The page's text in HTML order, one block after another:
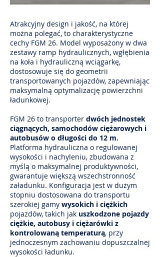
Atrakcyjny design i jakość, na której
można polegać, to charakterystyczne
cechy FGM 26. Model wyposażony w dwa
zestawy ramp hydraulicznych, wgłębienia
na koła i hydrauliczną wciągarkę,
dostosowuje się do geometrii
transportowanych pojazdów, zapewniając
maksymalną optymalizację powierzchni
ładunkowej.
FGM 26 to transporter dwóch jednostek
ciągnących, samochodów ciężarowych i
autobusów o długości do 12 m.
Platforma hydrauliczna o regulowanej
wysokości i nachyleniu, zbudowana z
myślą o maksymalnej produktywności,
gwarantuje większą wszechstronność
załadunku. Konfiguracja jest w dużym
stopniu dostosowana do transportu
szerokiej gamy wysokich i ciężkich
pojazdów, takich jak uszkodzone pojazdy
ciężkie, autobusy i ciężarówki z
kontrolowaną temperaturą, przy
jednoczesnym zachowaniu dopuszczalnej
wysokości ładunku.